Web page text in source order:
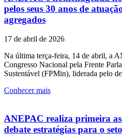
pelos seus 30 anos de
agregados
17 de abril de 2026
Na última terça-feira, 14 de abril, a
Congresso Nacional pela Frente
Sustentável (FPMin), liderada pelo
Conhecer mais
ANEPAC realiza primeira
debate estratégias para o